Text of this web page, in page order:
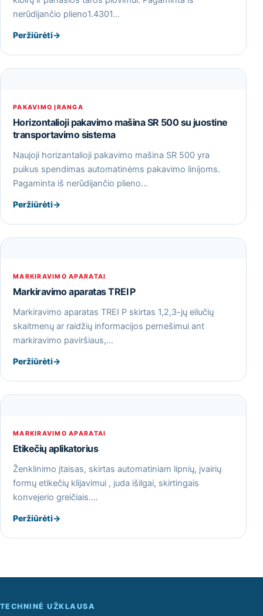
nerūdijančio plieno1.4301…
Peržiūrėti→
PAKAVIMO ĮRANGA
Horizontalioji pakavimo mašina SR 500 su juostine
transportavimo sistema
Naujoji horizantalioji pakavimo mašina SR 500 yra
puikus spendimas automatinėms pakavimo linijoms.
Pagaminta iš nerūdijančio plieno…
Peržiūrėti→
MARKIRAVIMO APARATAI
Markiravimo aparatas TREI P
Markiravimo aparatas TREI P skirtas 1,2,3-jų eilučių
skaitmenų ar raidžių informacijos pernešimui ant
markiravimo paviršiaus,…
Peržiūrėti→
MARKIRAVIMO APARATAI
Etikečių aplikatorius
Ženklinimo įtaisas, skirtas automatiniam lipnių, įvairių
formų etikečių klijavimui , juda išilgai, skirtingais
konvejerio greičiais.…
Peržiūrėti→
TECHNINĖ UŽKLAUSA